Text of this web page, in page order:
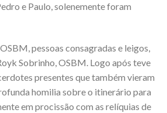
e Paulo, solenemente foram
pessoas consagradas e leigos,
Sobrinho, OSBM. Logo após teve
presentes que também vieram
homilia sobre o itinerário para
em procissão com as relíquias de